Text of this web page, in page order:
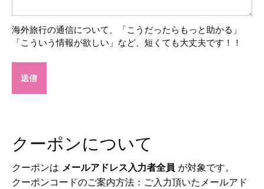
海外旅行の通信について、「こうだったらもっと助かる」
「こういう情報が欲しい」など、短くても大丈夫です！！
クーポンについて
クーポンは メールアドレス入力者全員 が対象です。
クーポンコードのご案内方法：ご入力頂いたメールアド